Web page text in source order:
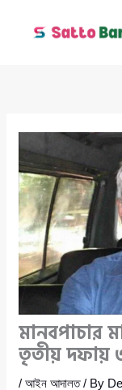
মানবপাচার
তৃতীয় দফায়
/আইন আদালত/ By